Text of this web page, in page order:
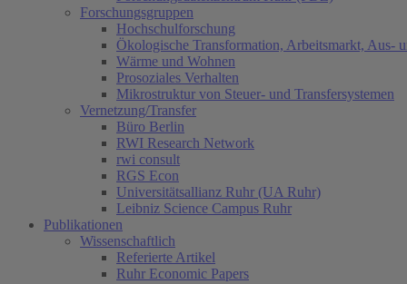
Forschungsgruppen
Hochschulforschung
Ökologische Transformation, Arbeitsmarkt, Aus-
Wärme und Wohnen
Prosoziales Verhalten
Mikrostruktur von Steuer- und Transfersystemen
Vernetzung/Transfer
Büro Berlin
RWI Research Network
rwi consult
RGS Econ
Universitätsallianz Ruhr (UA Ruhr)
Leibniz Science Campus Ruhr
Publikationen
Wissenschaftlich
Referierte Artikel
Ruhr Economic Papers